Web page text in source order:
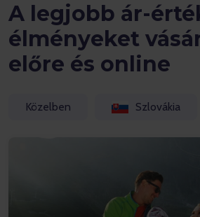
A legjobb ár-
élményeket
előre és online
Közelben Szlovákia